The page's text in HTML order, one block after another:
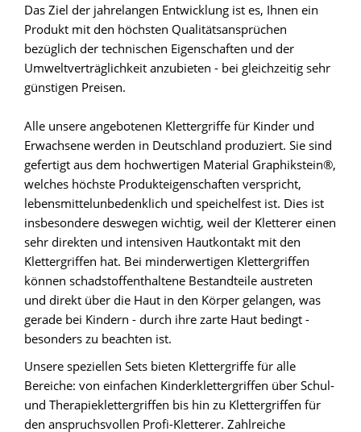
Das Ziel der jahrelangen Entwicklung ist es, Ihnen ein
Produkt mit den höchsten Qualitätsansprüchen
bezüglich der technischen Eigenschaften und der
Umweltverträglichkeit anzubieten - bei gleichzeitig sehr
günstigen Preisen.
Alle unsere angebotenen Klettergriffe für Kinder und
Erwachsene werden in Deutschland produziert. Sie sind
gefertigt aus dem hochwertigen Material Graphikstein®,
welches höchste Produkteigenschaften verspricht,
lebensmittelunbedenklich und speichelfest ist. Dies ist
insbesondere deswegen wichtig, weil der Kletterer einen
sehr direkten und intensiven Hautkontakt mit den
Klettergriffen hat. Bei minderwertigen Klettergriffen
können schadstoffenthaltene Bestandteile austreten
und direkt über die Haut in den Körper gelangen, was
gerade bei Kindern - durch ihre zarte Haut bedingt -
besonders zu beachten ist.
Unsere speziellen Sets bieten Klettergriffe für alle
Bereiche: von einfachen Kinderklettergriffen über Schul-
und Therapieklettergriffen bis hin zu Klettergriffen für
den anspruchsvollen Profi-Kletterer. Zahlreiche